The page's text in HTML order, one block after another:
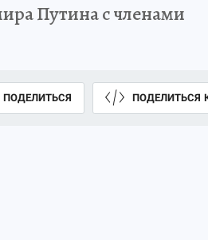
Путина с членами
ПОДЕЛИТЬСЯ ПОДЕЛИТЬСЯ